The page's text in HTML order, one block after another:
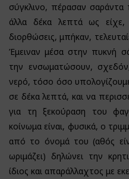
σύγκλινο, πέρασαν
άλλα δέκα λεπτά ως είχε,
διορθώσεις, μπήκαν,
Έμειναν μέσα στην πυκνή
την ενσωματώσουν,
νερό, τόσο όσο
σε δέκα λεπτά, και να
για τη ξεκούραση του
κοίνωμα είναι, φυσικά, ο
από το όνομά του (αθός
ωριμάζει) δηλώνει την
ίδιος και απαράλλαχτος με